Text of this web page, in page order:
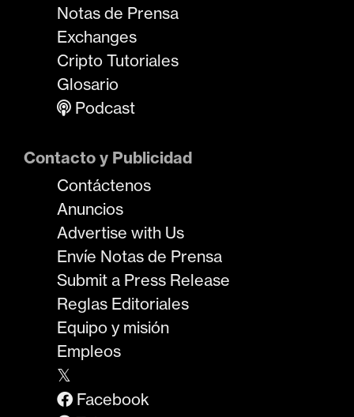
Notas de Prensa
Exchanges
Cripto Tutoriales
Glosario
Podcast
Contacto y Publicidad
Contáctenos
Anuncios
Advertise with Us
Envíe Notas de Prensa
Submit a Press Release
Reglas Editoriales
Equipo y misión
Empleos
𝕏
Facebook